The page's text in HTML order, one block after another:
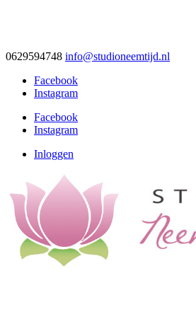
0629594748 info@studioneemtijd.nl
Facebook
Instagram
Facebook
Instagram
Inloggen